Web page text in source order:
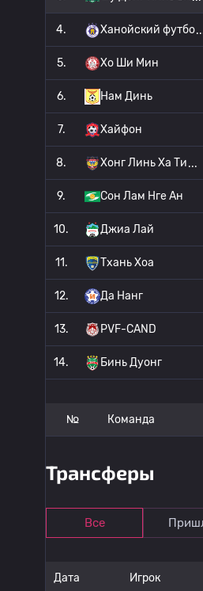
4. Ханойский футбо
5. Хо Ши Мин
6. Нам Динь
7. Хайфон
8. Хонг Линь Ха Ти
9. Сон Лам Нге Ан
10. Джиа Лай
11. Тхань Хоа
12. Да Нанг
13. PVF-CAND
14. Бинь Дуонг
№ Команда
Трансферы
Все
Дата Игрок